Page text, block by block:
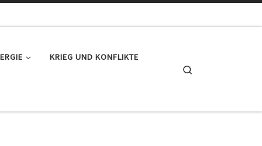
KRIEG UND KONFLIKTE